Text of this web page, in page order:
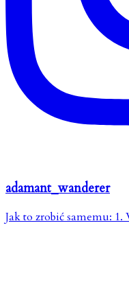
adamant_wanderer
Jak to zrobić samemu: